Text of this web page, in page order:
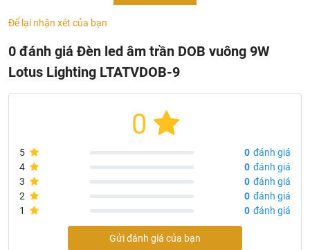
Nhiệt độ màu (K): 3000/4000/6500
Chi số hoàn màu: 80
Tuổi thọ (giờ): 25000
Kích thước (mm): 119x119x26
Để lại nhận xét của bạn
0 đánh giá Đèn led âm trần DOB vuông 9W
Lotus Lighting LTATVDOB-9
0
5 0 đánh giá
4
0 đánh giá
3
0 đánh giá
2
0 đánh giá
1
0 đánh giá
Gửi đánh giá của bạn